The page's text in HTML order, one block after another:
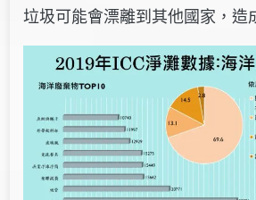
垃圾可能會漂離到其他國家，造